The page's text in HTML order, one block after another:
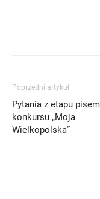
Poprzedni artykuł
Pytania z etapu
konkursu „Moja
Wielkopolska”